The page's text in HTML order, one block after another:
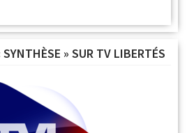
» SUR TV LIBERTÉS